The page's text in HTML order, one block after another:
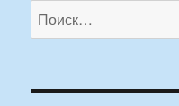
Искать: